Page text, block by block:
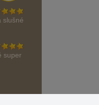
slušné
super